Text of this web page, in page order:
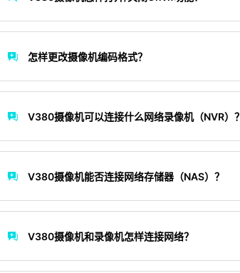
怎样更改摄像机编码格式？
V380摄像机可以连接什么网络录像机（NVR）？
V380摄像机能否连接网络存储器（NAS）？
V380摄像机和录像机怎样连接网络？